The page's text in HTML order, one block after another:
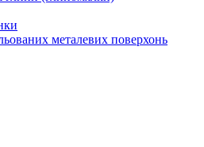
металевих поверхонь